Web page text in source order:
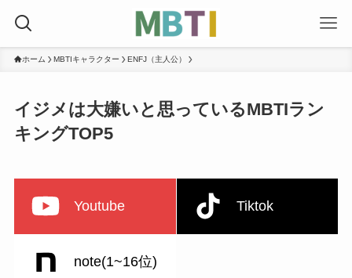
ホーム MBTIキャラクター ENFJ（主人公）
イジメは大嫌いと思っているMBTIラン
キングTOP5
Youtube Tiktok
note(1~16位)